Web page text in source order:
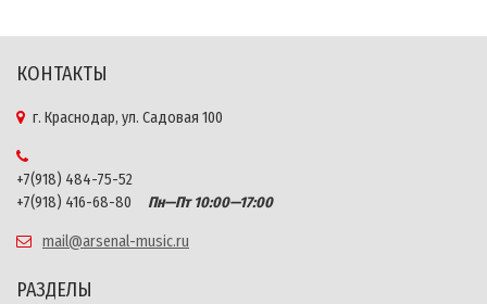
КОНТАКТЫ
г. Краснодар, ул. Садовая 100
+7(918) 484-75-52
+7(918) 416-68-80
Пн—Пт 10:00—17:00
mail@arsenal-music.ru
РАЗДЕЛЫ